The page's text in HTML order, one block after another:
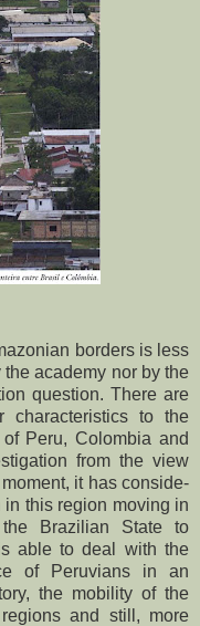
borders is less
academy nor by the
question. There are
characteristics to the
Peru, Colombia and
from the view
it has conside-
this region moving in
Brazilian State to
able to deal with the
of Peruvians in an
the mobility of the
and still, more